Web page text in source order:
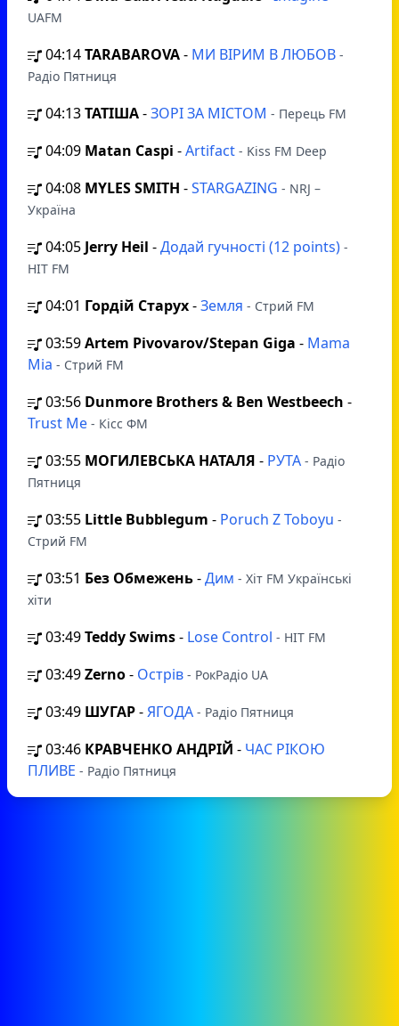
UAFM
04:14TARABAROVA- МИ ВІРИМ В ЛЮБОВ -
Радіо Пятниця
04:13ТАТІША-ЗОРІ ЗА МІСТОМ - Перець FM
04:09 Matan Caspi -Artifact - Kiss FM Deep
04:08 MYLES SMITH -STARGAZING - NRJ –
Україна
04:05 Jerry Heil -Додай гучності (12 points) -
HIT FM
04:01 Гордій Старух-Земля - Стрий FM
03:59Artem Pivovarov/Stepan Giga - Mama
Mia - Стрий FM
03:56 Dunmore Brothers & Ben Westbeech -
Trust Me - Кісс ФМ
03:55 МОГИЛЕВСЬКА НАТАЛЯ - РУТА - Радіо
Пятниця
03:55 Little Bubblegum - Poruch Z Toboyu -
Стрий FM
03:51 Без Обмежень-Дим - Хіт FM Українські
хіти
03:49Teddy Swims- Lose Control - HIT FM
03:49Zerno- Острів - РокРадіо UA
03:49 ШУГАР-ЯГОДА - Радіо Пятниця
03:46 КРАВЧЕНКО АНДРІЙ - ЧАС РІКОЮ
ПЛИВЕ - Радіо Пятниця